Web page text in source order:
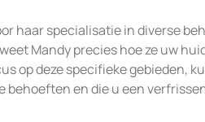
haar specialisatie in diverse
Mandy precies hoe ze uw
op deze specifieke gebieden,
en die u een